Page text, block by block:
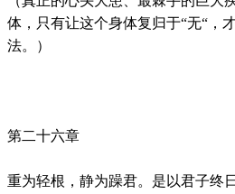
体，只有让这个身体复归于“无“，
法。）
第二十六章
重为轻根，静为躁君。是以君子终